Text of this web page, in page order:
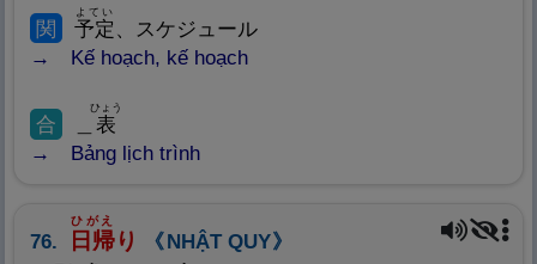
hành vi
関 予定
よてい
、スケジュール
Kế hoạch, kế hoạch
合 表
ひょう
Bảng lịch trình
76. 日 帰
ひがえ
り
NHẬT QUY